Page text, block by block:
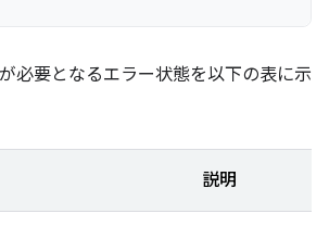
必要となるエラー状態を以下の表に示
説明